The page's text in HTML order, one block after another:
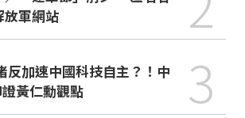
放軍網站
黃仁勳觀點
3